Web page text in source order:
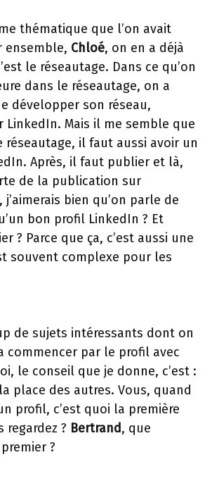
thématique que l’on avait
ensemble, Chloé, on en a déjà
le réseautage. Dans ce qu’on
dans le réseautage, on a
développer son réseau,
LinkedIn. Mais il me semble que
réseautage, il faut aussi avoir un
Après, il faut publier et là,
de la publication sur
j’aimerais bien qu’on parle de
bon profil LinkedIn ? Et
? Parce que ça, c’est aussi une
souvent complexe pour les
de sujets intéressants dont on
commencer par le profil avec
le conseil que je donne, c’est :
place des autres. Vous, quand
profil, c’est quoi la première
regardez ? Bertrand, que
?